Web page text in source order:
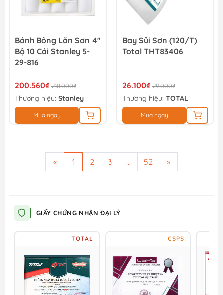
Bánh Bông Lăn Sơn 4''
Bộ 10 Cái Stanley 5-
29-816
200.560₫ 218.000₫
Thương hiệu: Stanley
Mua ngay
Bay Sủi Sơn (120/T)
Total THT83406
26.100₫ 29.000₫
Thương hiệu: TOTAL
Mua ngay
« 1 2 3 ... 52 »
GIẤY CHỨNG NHẬN ĐẠI LÝ
TOTAL CSPS